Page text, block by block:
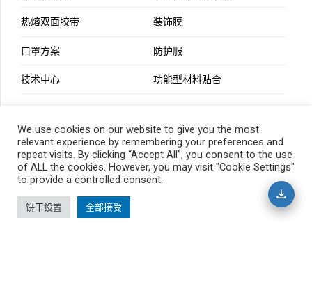
热熔双面胶带 装饰膜
口罩方案 防护服
技术中心 功能型材料贴合
新闻与资讯
We use cookies on our website to give you the most
relevant experience by remembering your preferences and
repeat visits. By clicking “Accept All”, you consent to the use
of ALL the cookies. However, you may visit "Cookie Settings"
to provide a controlled consent.
饼干设置 全部接受